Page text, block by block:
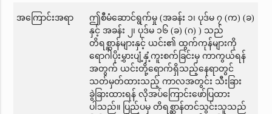
အကြောင်းအရာ
ဤစီမံဆောင်ရွက်မှု (အခန်း ၁၊ ပုဒ်မ ၇ (က) (ခ)
နှင့် အခန်း ၂၊ ပုဒ်မ ၁၆ (ခ) (ဂ) ) သည်
တိရစ္ဆာန်များနှင့် ယင်း၏ ထွက်ကုန်များကို
ရောဂါပိုးမွှားပျံ့နှံ့ကူးစက်ခြင်းမှ ကာကွယ်ရန်
အတွက် ယင်းတို့ရောက်ရှိသည့်နေရာတွင်
သတ်မှတ်ထားသည့် ကာလအတွင်း သီးခြား
ခွဲခြားထားရန် လိုအပ်ကြောင်းဖော်ပြထား
ပါသည်။ ပြည်ပမှ တိရစ္ဆာန်တင်သွင်းသူသည်